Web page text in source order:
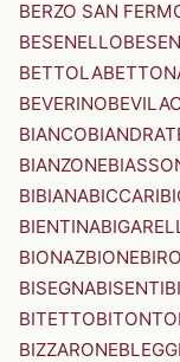
BERZO SAN
BESENELLO
BETTOLA
BEVERINO
BIANCO
BIANZONE
BIBIANABICCARI
BIENTINA
BIONAZBIONE
BISEGNABISENTI
BITETTOBITONTO
BIZZARONE